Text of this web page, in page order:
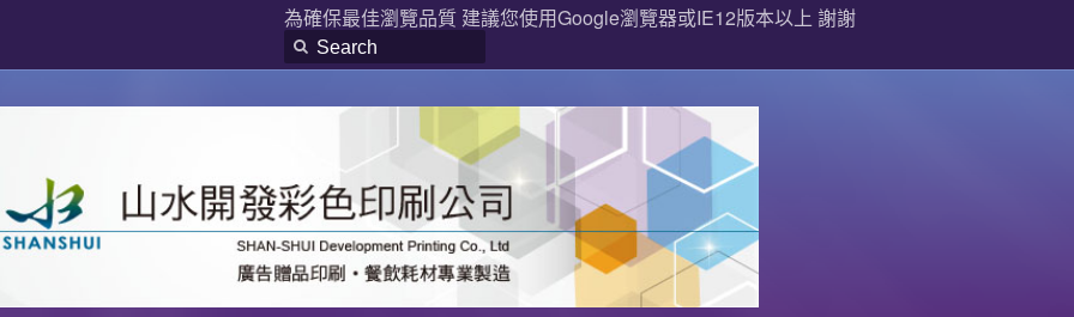
為確保最佳瀏覽品質 建議您使用Google瀏覽器或IE12版本以上 謝謝